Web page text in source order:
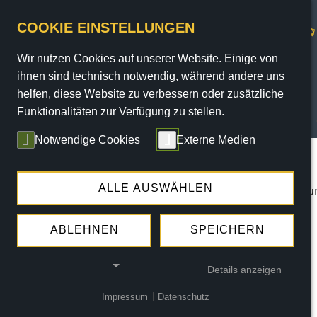
/Programm
Die angegebene Veranstaltung konnte nicht
COOKIE EINSTELLUNGEN
Wir nutzen Cookies auf unserer Website. Einige von
ihnen sind technisch notwendig, während andere uns
helfen, diese Website zu verbessern oder zusätzliche
Funktionalitäten zur Verfügung zu stellen.
Notwendige Cookies Externe Medien
ALLE AUSWÄHLEN
ABLEHNEN SPEICHERN
Details anzeigen
Impressum Datenschutz